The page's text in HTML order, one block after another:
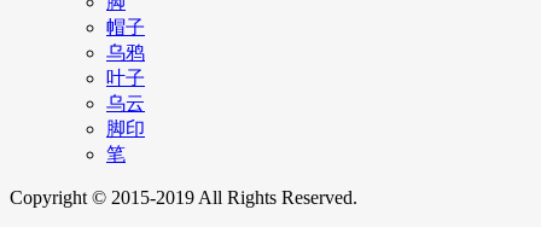
帽子
乌鸦
叶子
乌云
脚印
笔
Copyright © 2015-2019 All Rights Reserved.